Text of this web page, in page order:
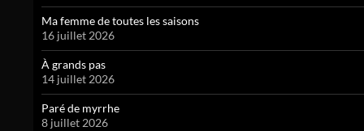
Ma femme de toutes les saisons
16 juillet 2026
À grands pas
14 juillet 2026
Paré de myrrhe
8 juillet 2026